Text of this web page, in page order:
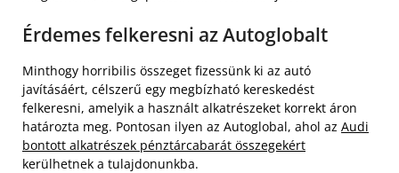
Érdemes felkeresni az Autoglobalt
Minthogy horribilis összeget fizessünk ki az autó
javításáért, célszerű egy megbízható kereskedést
felkeresni, amelyik a használt alkatrészeket korrekt áron
határozta meg. Pontosan ilyen az Autoglobal, ahol az Audi
bontott alkatrészek pénztárcabarát összegekért
kerülhetnek a tulajdonunkba.